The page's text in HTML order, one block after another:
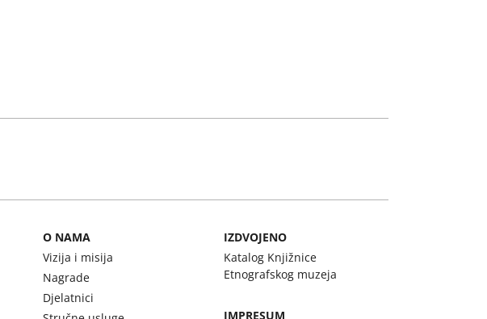
O NAMA
Vizija i misija
Nagrade
Djelatnici
IZDVOJENO
Katalog Knjižnice
Etnografskog muzeja
IMPRESUM